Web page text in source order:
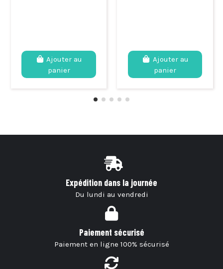
Ajouter au
panier
Ajouter au
panier
Expédition dans la journée
Du lundi au vendredi
Paiement sécurisé
Paiement en ligne 100% sécurisé